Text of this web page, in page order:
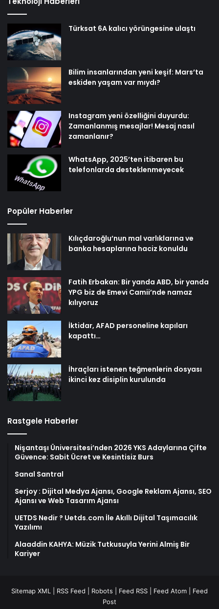
Türksat 6A kalıcı yörüngesine ulaştı
Bilim insanlarından yeni keşif: Mars’ta
eskiden yaşam var mıydı?
Instagram yeni özelliğini duyurdu:
Zamanlanmış mesajlar! Mesaj nasıl
zamanlanır?
WhatsApp, 2025’ten itibaren bu
telefonlarda desteklenmeyecek
Popüler Haberler
Kılıçdaroğlu’nun mal varlıklarına ve
banka hesaplarına haciz konuldu
Fatih Erbakan: Bir yanda ABD, bir yanda
YPG biz de Emevi Camii’nde namaz
kılıyoruz
İktidar, AFAD personeline kapıları
kapattı…
İhraçları istenen teğmenlerin dosyası
ikinci kez disiplin kurulunda
Rastgele Haberler
Nişantaşı Üniversitesi’nden 2026 YKS Adaylarına Çifte
Güvence: Sabit Ücret ve Kesintisiz Burs
Sanal Santral
Serjoy : Dijital Medya Ajansı, Google Reklam Ajansı, SEO
Ajansı ve Web Tasarım Ajansı
UETDS Nedir ? Uetds.com İle Akıllı Dijital Taşımacılık
Yazılımı
Alaaddin KAHYA: Müzik Tutkusuyla Yerini Almiş Bir
Kariyer
Sitemap XML RSS Feed Robots Feed RSS Feed Atom
Feed
Post